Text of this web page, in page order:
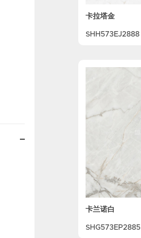
卡拉塔金
SHH573EJ2888
卡兰诺白
SHG573EP2885